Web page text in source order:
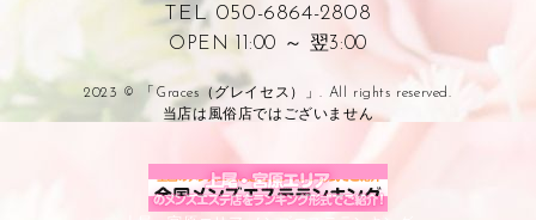
TEL 050-6864-2808
OPEN 11:00 ～ 翌3:00
2023 © 「Graces（グレイセス）」. All rights reserved.
当店は風俗店ではございません